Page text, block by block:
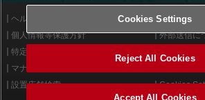
ヘルプ
利用規約
個人情報等保護方針
外部送信に
特定商取引法に基づく表示
マナー＆ルール
設置店舗検索
Cookies
Cookies Settings
Reject All Cookies
Accept All Cookies